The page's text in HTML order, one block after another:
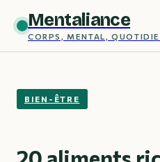
Mentaliance
CORPS, MENTAL,
BIEN-ÊTRE